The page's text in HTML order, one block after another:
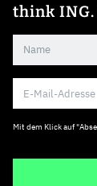
think
Mit dem Klick auf